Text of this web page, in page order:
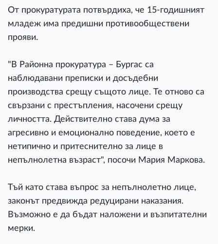
От прокуратурата потвърдиха, че 15-годишният
младеж има предишни противообществени
прояви.
"В Районна прокуратура – Бургас са
наблюдавани преписки и досъдебни
производства срещу същото лице. Те отново са
свързани с престъпления, насочени срещу
личността. Действително става дума за
агресивно и емоционално поведение, което е
нетипично и притеснително за лице в
непълнолетна възраст", посочи Мария Маркова.
Тъй като става въпрос за непълнолетно лице,
законът предвижда редуцирани наказания.
Възможно е да бъдат наложени и възпитателни
мерки.